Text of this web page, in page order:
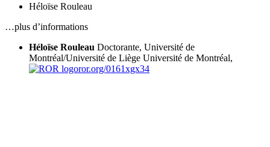
Héloïse Rouleau
…plus d’informations
Héloïse Rouleau Doctorante, Université de
Montréal/Université de Liège Université de Montréal,
ror.org/0161xgx34